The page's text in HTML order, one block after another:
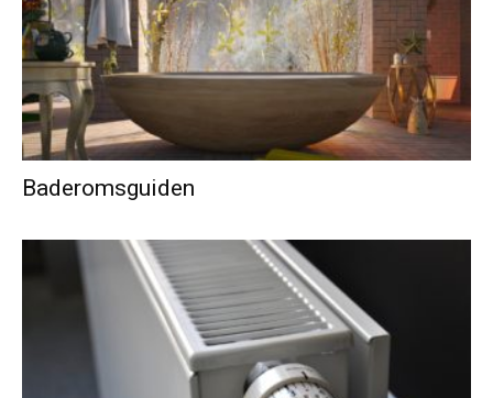
Baderomsguiden